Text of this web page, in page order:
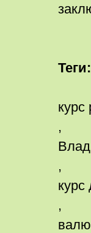
Теги:
курс
,
,
курс
,